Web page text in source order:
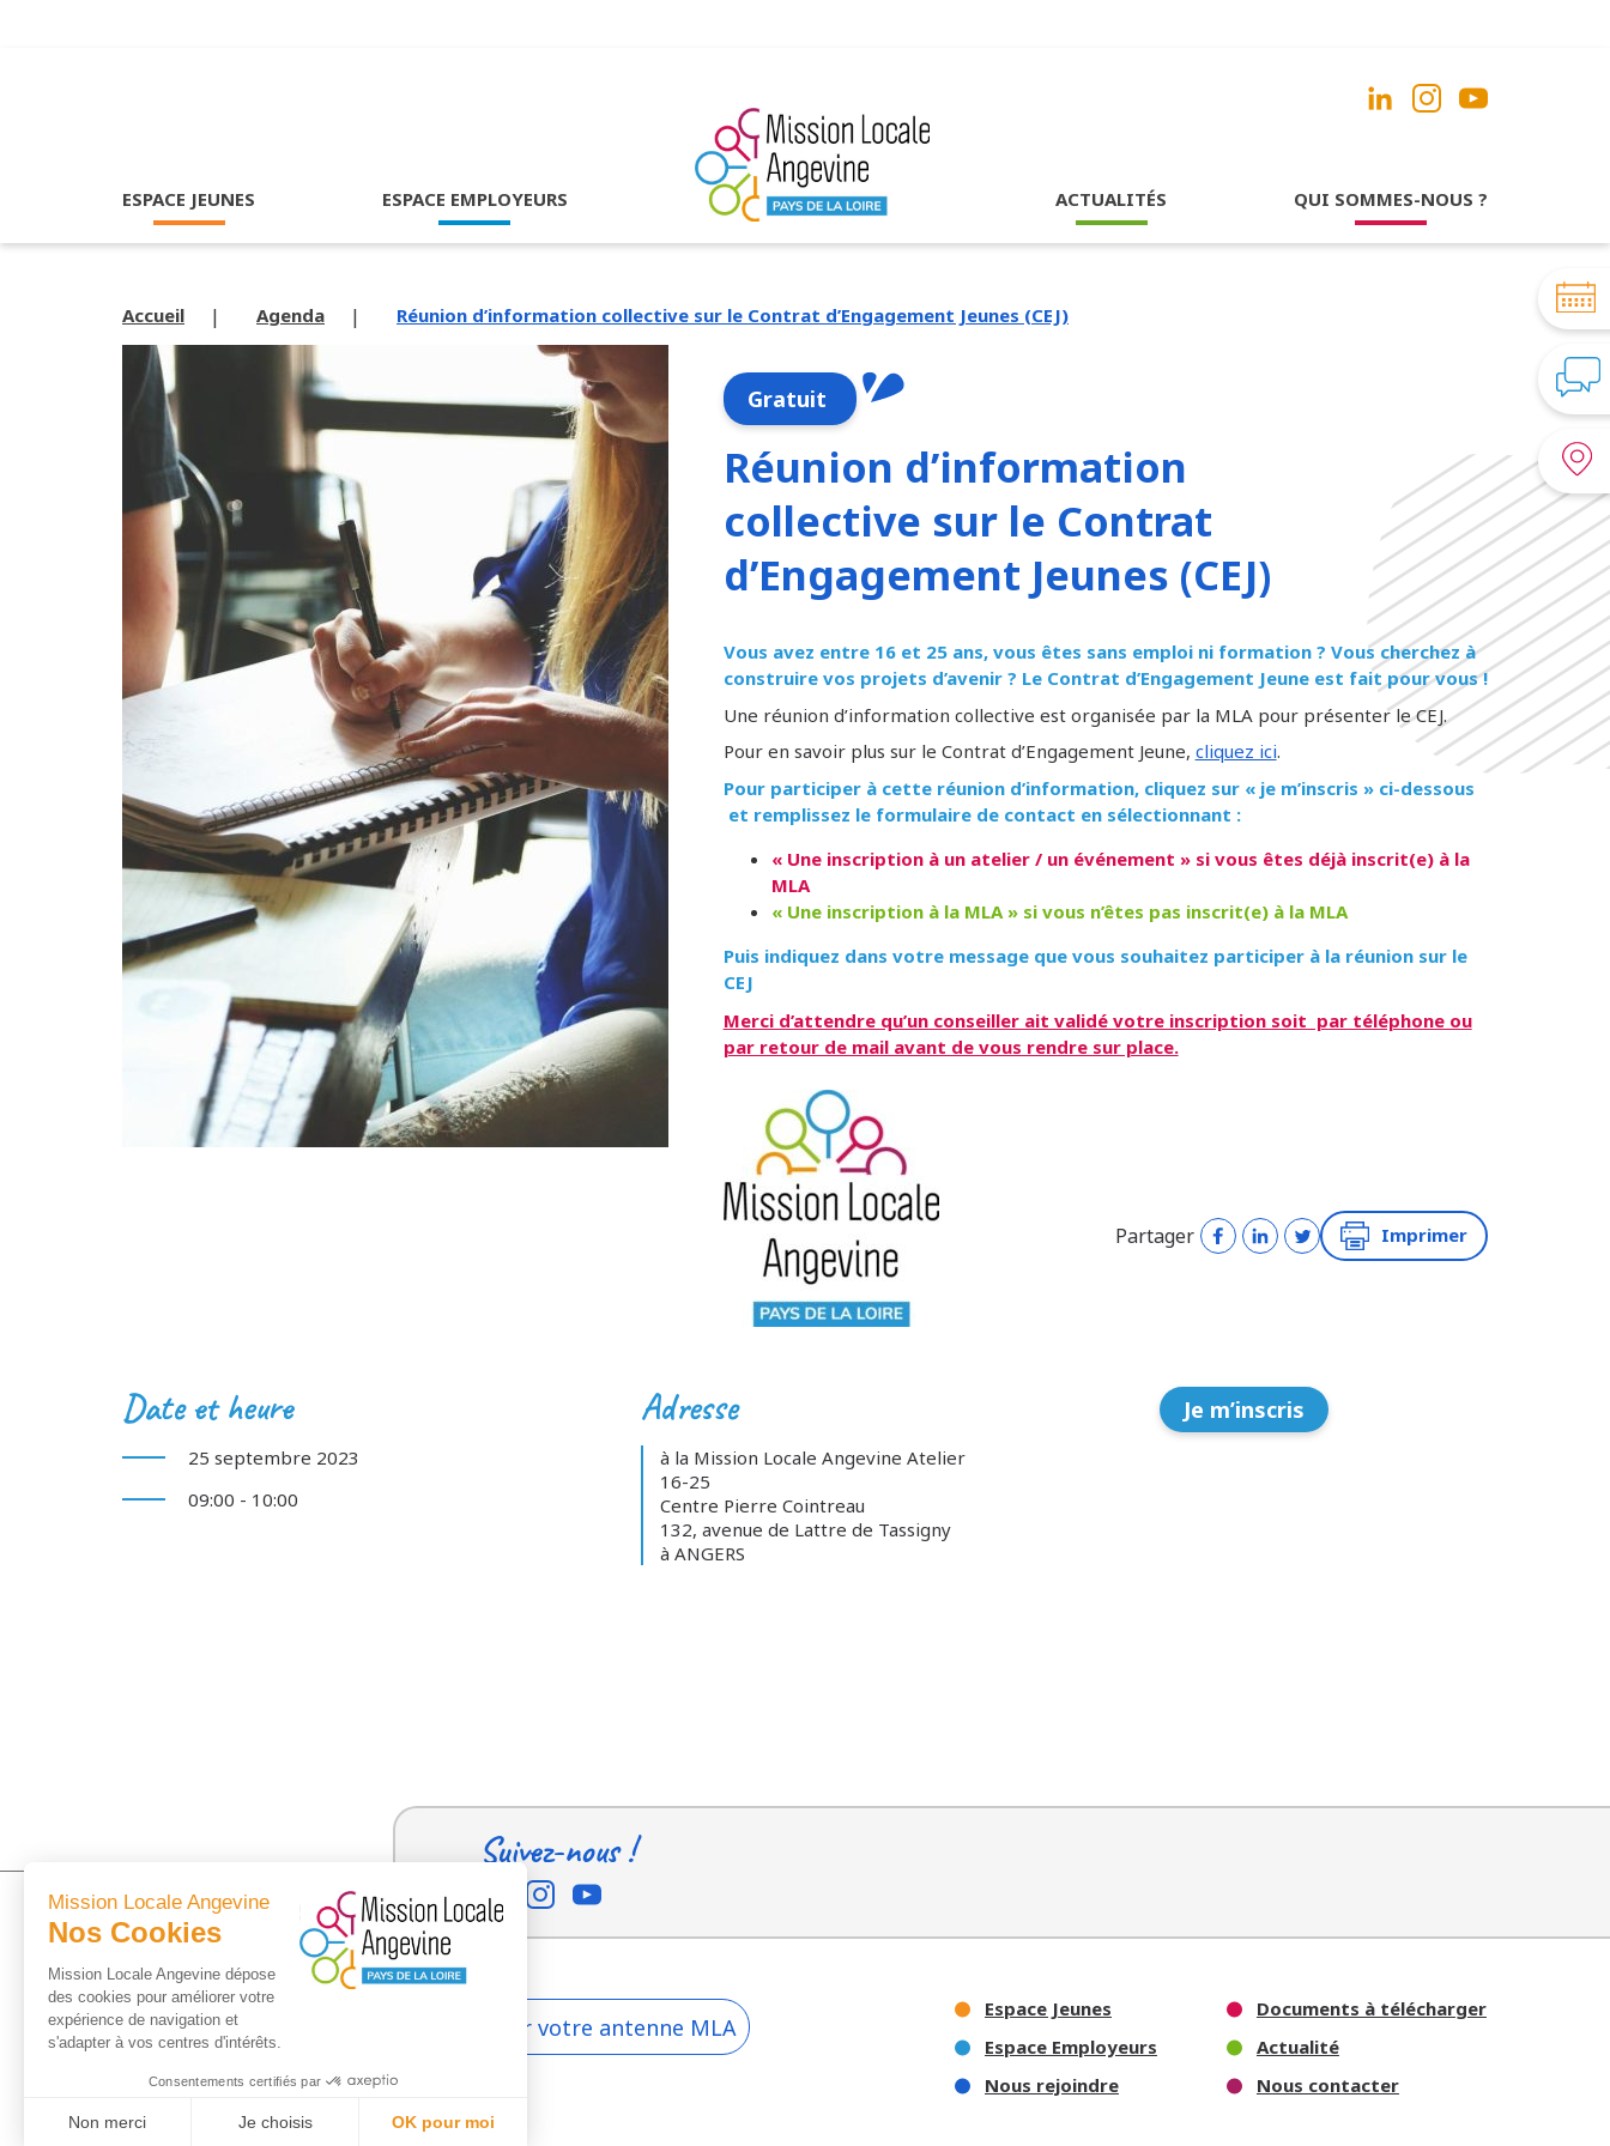
ESPACE JEUNES ESPACE EMPLOYEURS ACTUALITÉS QUI SOMMES-NOUS ?
Accueil Agenda Réunion d’information collective sur le Contrat d’Engagement Jeunes (CEJ)
Gratuit
Réunion d’information
collective sur le Contrat
d’Engagement Jeunes (CEJ)
Vous avez entre 16 et 25 ans, vous êtes sans emploi ni formation ? Vous cherchez à
construire vos projets d’avenir ? Le Contrat d’Engagement Jeune est fait pour vous !
Une réunion d’information collective est organisée par la MLA pour présenter le CEJ.
Pour en savoir plus sur le Contrat d’Engagement Jeune, cliquez ici.
Pour participer à cette réunion d’information, cliquez sur « je m’inscris » ci-dessous
et remplissez le formulaire de contact en sélectionnant :
« Une inscription à un atelier / un événement » si vous êtes déjà inscrit(e) à la
MLA
« Une inscription à la MLA » si vous n’êtes pas inscrit(e) à la MLA
Puis indiquez dans votre message que vous souhaitez participer à la réunion sur le
CEJ
Merci d’attendre qu’un conseiller ait validé votre inscription soit par téléphone ou
par retour de mail avant de vous rendre sur place.
Partager Imprimer
Date et heure
25 septembre 2023
09:00 - 10:00
Adresse
à la Mission Locale Angevine Atelier
16-25
Centre Pierre Cointreau
132, avenue de Lattre de Tassigny
à ANGERS
Je m’inscris
Suivez-nous !
Trouver votre antenne MLA
Espace Jeunes
Documents à télécharger
Espace Employeurs
Actualité
Nous rejoindre
Nous contacter
Mission Locale Angevine
Nos Cookies
Mission Locale Angevine dépose
des cookies pour améliorer votre
expérience de navigation et
s'adapter à vos centres d'intérêts.
Consentements certifiés par
Non merci Je choisis OK pour moi